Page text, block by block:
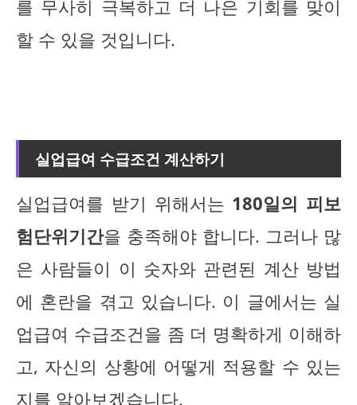
를 무사히 극복하고 더 나은 기회를 맞이
할 수 있을 것입니다.
실업급여 수급조건 계산하기
실업급여를 받기 위해서는 180일의 피보
험단위기간을 충족해야 합니다. 그러나 많
은 사람들이 이 숫자와 관련된 계산 방법
에 혼란을 겪고 있습니다. 이 글에서는 실
업급여 수급조건을 좀 더 명확하게 이해하
고, 자신의 상황에 어떻게 적용할 수 있는
지를 알아보겠습니다.